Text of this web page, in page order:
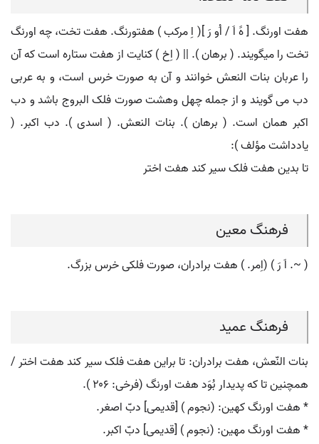
هفت اورنگ. [ هََ اَ / اُو رَ ]( اِ مرکب ) هفتورنگ. هفت تخت، چه اورنگ
تخت را میگویند. ( برهان ). || ( اِخ ) کنایت از هفت ستاره است که آن
را عربان بنات النعش خوانند و آن به صورت خرس است، و به عربی
دب می گویند و از جمله چهل وهشت صورت فلک البروج باشد و دب
اکبر همان است. ( برهان ). بنات النعش. ( اسدی ). دب اکبر. (
یادداشت مؤلف ):
تا بدین هفت فلک سیر کند هفت اختر
فرهنگ معین
( ~. اَ رَ ) (اِمر. ) هفت برادران، صورت فلکی خرس بزرگ.
فرهنگ عمید
بنات النّعش، هفت برادران: تا براین هفت فلک سیر کند هفت اختر /
همچنین تا که پدیدار بُوَد هفت اورنگ (فرخی: ۲۰۶ ).
* هفت اورنگ کهین: (نجوم ) [قدیمی] دبّ اصغر.
* هفت اورنگ مهین: (نجوم ) [قدیمی] دبّ اکبر.